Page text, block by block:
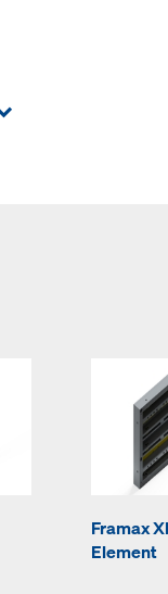
Framax
Element